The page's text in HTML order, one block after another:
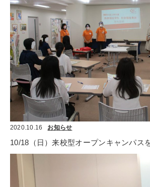
2020.10.16 お知らせ
10/18（日）来校型オープンキャンパス